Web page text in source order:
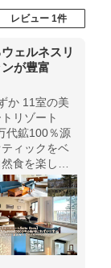
レビュー 1件
ェルネスリ
が豊富
か 11室の美
リゾート
代鉱100％源
ィックをベ
食を楽しみ
合い心身共